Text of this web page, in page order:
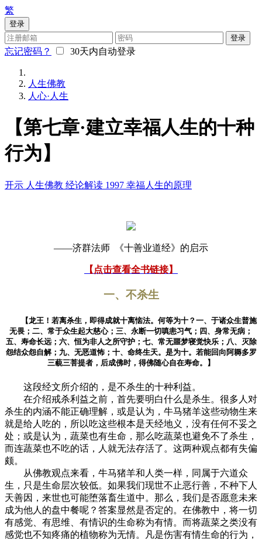
繁
登录
登录
忘记密码？ 30天内自动登录
人生佛教
人心·人生
【第七章·建立幸福人生的十种
行为】
开示 人生佛教 经论解读 1997 幸福人生的原理
——济群法师 《十善业道经》的启示
【点击查看全书链接】
一、不杀生
【龙王！若离杀生，即得成就十离恼法。何等为十？一、于诸众生普施
无畏；二、常于众生起大慈心；三、永断一切嗔恚习气；四、身常无病；
五、寿命长远；六、恒为非人之所守护；七、常无噩梦寝觉快乐；八、灭除
怨结众怨自解；九、无恶道怖；十、命终生天。是为十。若能回向阿耨多罗
三藐三菩提者，后成佛时，得佛随心自在寿命。】
这段经文所介绍的，是不杀生的十种利益。
在介绍戒杀利益之前，首先要明白什么是杀生。很多人对
杀生的内涵不能正确理解，或是认为，牛马猪羊这些动物生来
就是给人吃的，所以吃这些根本是天经地义，没有任何不妥之
处；或是认为，蔬菜也有生命，那么吃蔬菜也避免不了杀生，
而连蔬菜也不吃的话，人就无法存活了。这两种观点都有失偏
颇。
从佛教观点来看，牛马猪羊和人类一样，同属于六道众
生，只是生命层次较低。如果我们现世不止恶行善，不种下人
天善因，来世也可能堕落畜生道中。那么，我们是否愿意未来
成为他人的盘中餐呢？答案显然是否定的。在佛教中，将一切
有感觉、有思维、有情识的生命称为有情。而将蔬菜之类没有
感觉也不知疼痛的植物称为无情。凡是伤害有情生命的行为，